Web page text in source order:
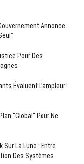
Annonce
Pour Des
Évaluent L’ampleur
"global" Pour Ne
Sur La Lune : Entre
Des Systèmes